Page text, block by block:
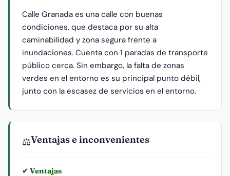
Calle Granada es una calle con buenas
condiciones, que destaca por su alta
caminabilidad y zona segura frente a
inundaciones. Cuenta con 1 paradas de transporte
público cerca. Sin embargo, la falta de zonas
verdes en el entorno es su principal punto débil,
junto con la escasez de servicios en el entorno.
⚖️Ventajas e inconvenientes
✔ Ventajas